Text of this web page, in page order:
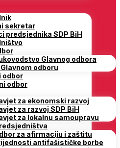
sekretar
predsjednika SDP BiH
Glavnog odbora
Glavnom odboru
odbor
odbor
za ekonomski razvoj
za razvoj SDP BiH
za lokalnu samoupravu
za afirmaciju i zaštitu
antifašističke borbe